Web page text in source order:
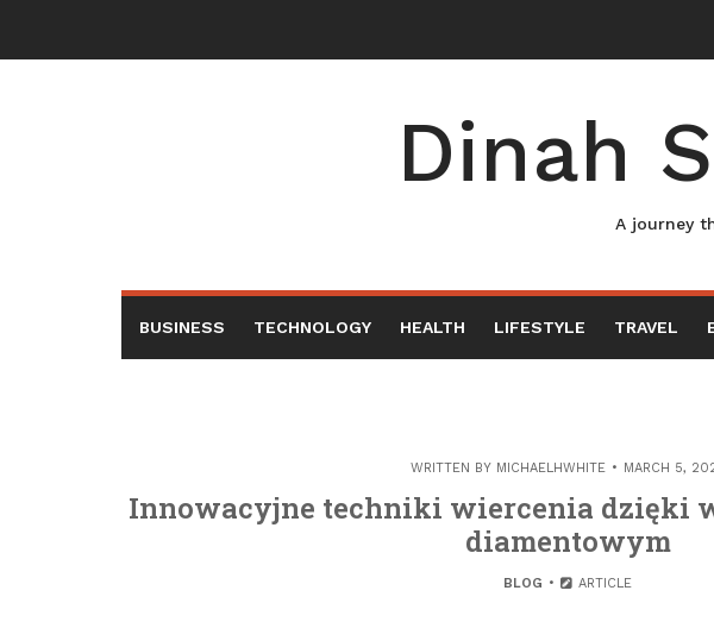
content
Dinah
A journey
BUSINESS TECHNOLOGY HEALTH LIFESTYLE TRAVEL
WRITTEN BY MICHAELHWHITE MARCH 5,
Innowacyjne techniki wiercenia dzięki
diamentowym
BLOG ARTICLE